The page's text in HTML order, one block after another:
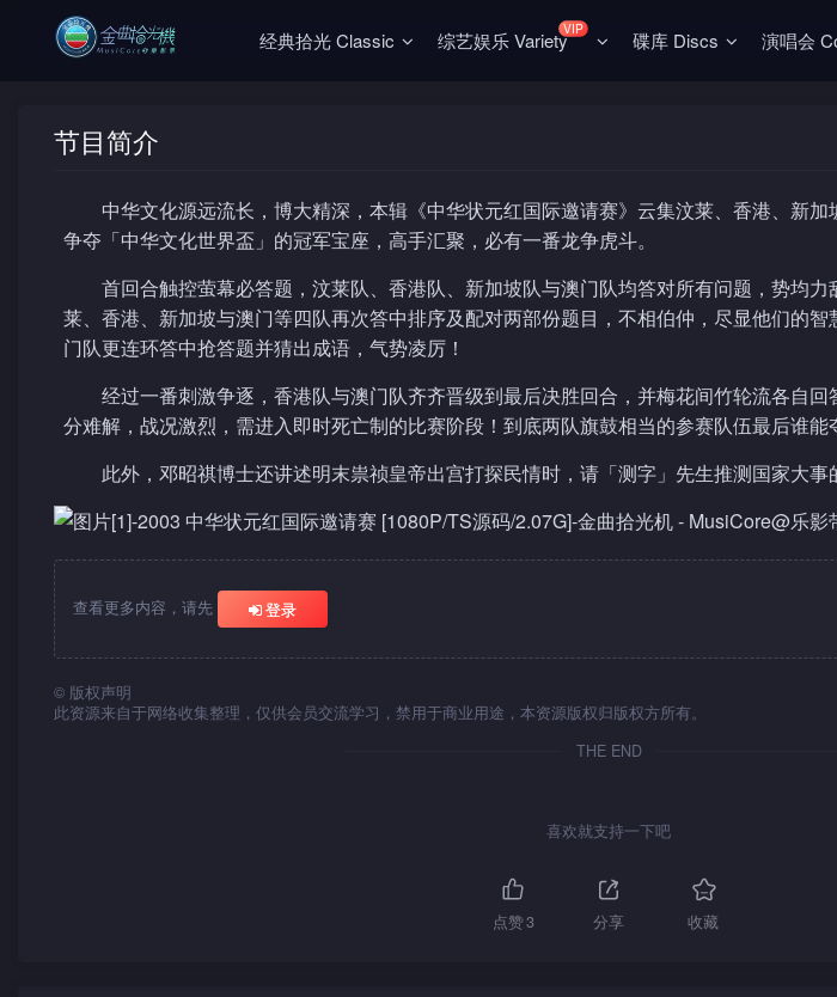
经典拾光 Classic 综艺娱乐 VarietyVIP 碟库 Discs 演唱会
节目简介
中华文化源远流长，博大精深，本辑《中华状元红国际邀请赛》云集汶莱、香港、新加
争夺「中华文化世界盃」的冠军宝座，高手汇聚，必有一番龙争虎斗。
首回合触控萤幕必答题，汶莱队、香港队、新加坡队与澳门队均答对所有问题，势均
莱、香港、新加坡与澳门等四队再次答中排序及配对两部份题目，不相伯仲，尽显他们的
门队更连环答中抢答题并猜出成语，气势凌厉！
经过一番刺激争逐，香港队与澳门队齐齐晋级到最后决胜回合，并梅花间竹轮流各自
分难解，战况激烈，需进入即时死亡制的比赛阶段！到底两队旗鼓相当的参赛队伍最后谁能
此外，邓昭祺博士还讲述明末祟祯皇帝出宫打探民情时，请「测字」先生推测国家大事
查看更多内容，请先 登录
© 版权声明
此资源来自于网络收集整理，仅供会员交流学习，禁用于商业用途，本资源版权归版权方所有。
THE END
喜欢就支持一下吧
点赞3 分享 收藏